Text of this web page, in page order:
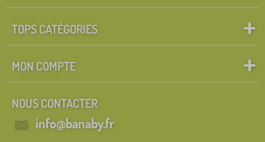
TOPS CATÉGORIES
MON COMPTE
NOUS CONTACTER
info@banaby.fr